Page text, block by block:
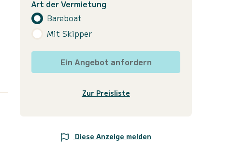
Art der Vermietung
Bareboat
Mit Skipper
Ein Angebot anfordern
Zur Preisliste
Diese Anzeige melden